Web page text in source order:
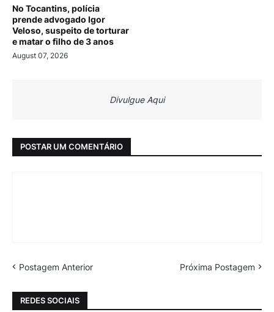
No Tocantins, polícia
prende advogado Igor
Veloso, suspeito de torturar
e matar o filho de 3 anos
August 07, 2026
Divulgue Aqui
POSTAR UM COMENTÁRIO
Postagem Anterior Próxima Postagem
REDES SOCIAIS